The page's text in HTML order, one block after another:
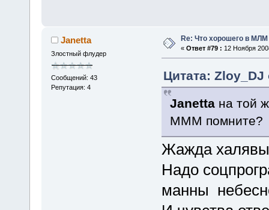
Janetta
Злостный флудер
Сообщений: 43
Репутация: 4
Re: Что хорошего в МЛМ
« Ответ #79 : 12 Ноября
Цитата: Zloy_DJ
Janettaна той
МММ помните?
Жажда
Надо
манны